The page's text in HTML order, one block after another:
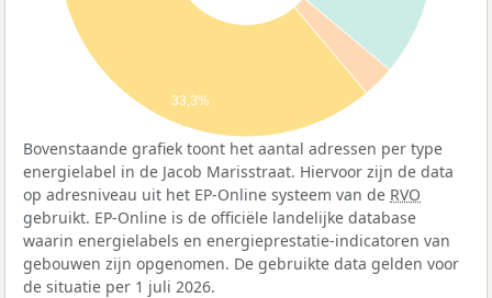
33,3%
Bovenstaande grafiek toont het aantal adressen per type
energielabel in de Jacob Marisstraat. Hiervoor zijn de data
op adresniveau uit het EP-Online systeem van de RVO
gebruikt. EP-Online is de officiële landelijke database
waarin energielabels en energieprestatie-indicatoren van
gebouwen zijn opgenomen. De gebruikte data gelden voor
de situatie per 1 juli 2026.